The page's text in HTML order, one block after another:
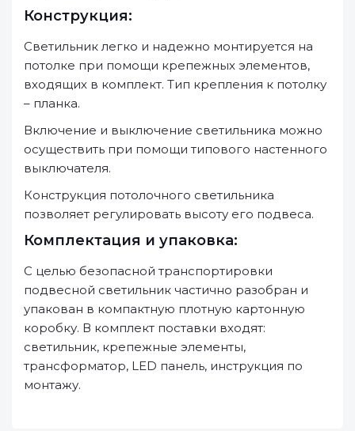
Конструкция:
Светильник легко и надежно монтируется на
потолке при помощи крепежных элементов,
входящих в комплект. Тип крепления к потолку
– планка.
Включение и выключение светильника можно
осуществить при помощи типового настенного
выключателя.
Конструкция потолочного светильника
позволяет регулировать высоту его подвеса.
Комплектация и упаковка:
С целью безопасной транспортировки
подвесной светильник частично разобран и
упакован в компактную плотную картонную
коробку. В комплект поставки входят:
светильник, крепежные элементы,
трансформатор, LED панель, инструкция по
монтажу.